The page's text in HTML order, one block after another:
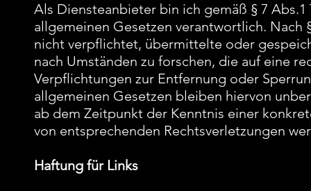
Als Diensteanbieter bin ich gemäß § 7
allgemeinen Gesetzen verantwortlich. Nach
nicht verpflichtet, übermittelte oder
nach Umständen zu forschen, die auf eine
Verpflichtungen zur Entfernung oder
allgemeinen Gesetzen bleiben hiervon
ab dem Zeitpunkt der Kenntnis einer
von entsprechenden Rechtsverletzungen
Haftung für Links